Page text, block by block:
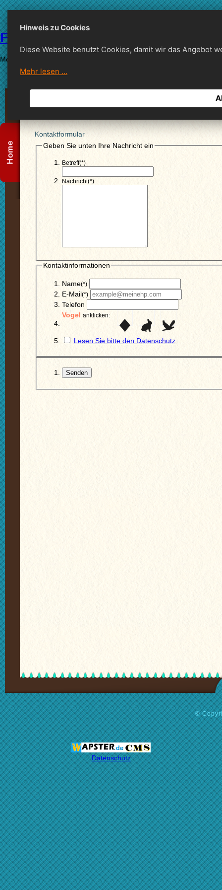
Fussball
Mein Website Slogan
Kontaktformular
Geben Sie unten Ihre Nachricht ein
Betreff(*)
Nachricht(*)
Kontaktinformationen
Name(*)
E-Mail(*)
Telefon
Vogel anklicken:
Lesen Sie bitte den Datenschutz
©
Datenschutz
Hinweis zu Cookies
Diese Website benutzt Cookies, damit wir das Angebot
Mehr lesen ...